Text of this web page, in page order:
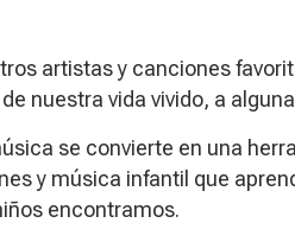
artistas y canciones
nuestra vida vivido, a
se convierte en una
y música infantil que
encontramos.